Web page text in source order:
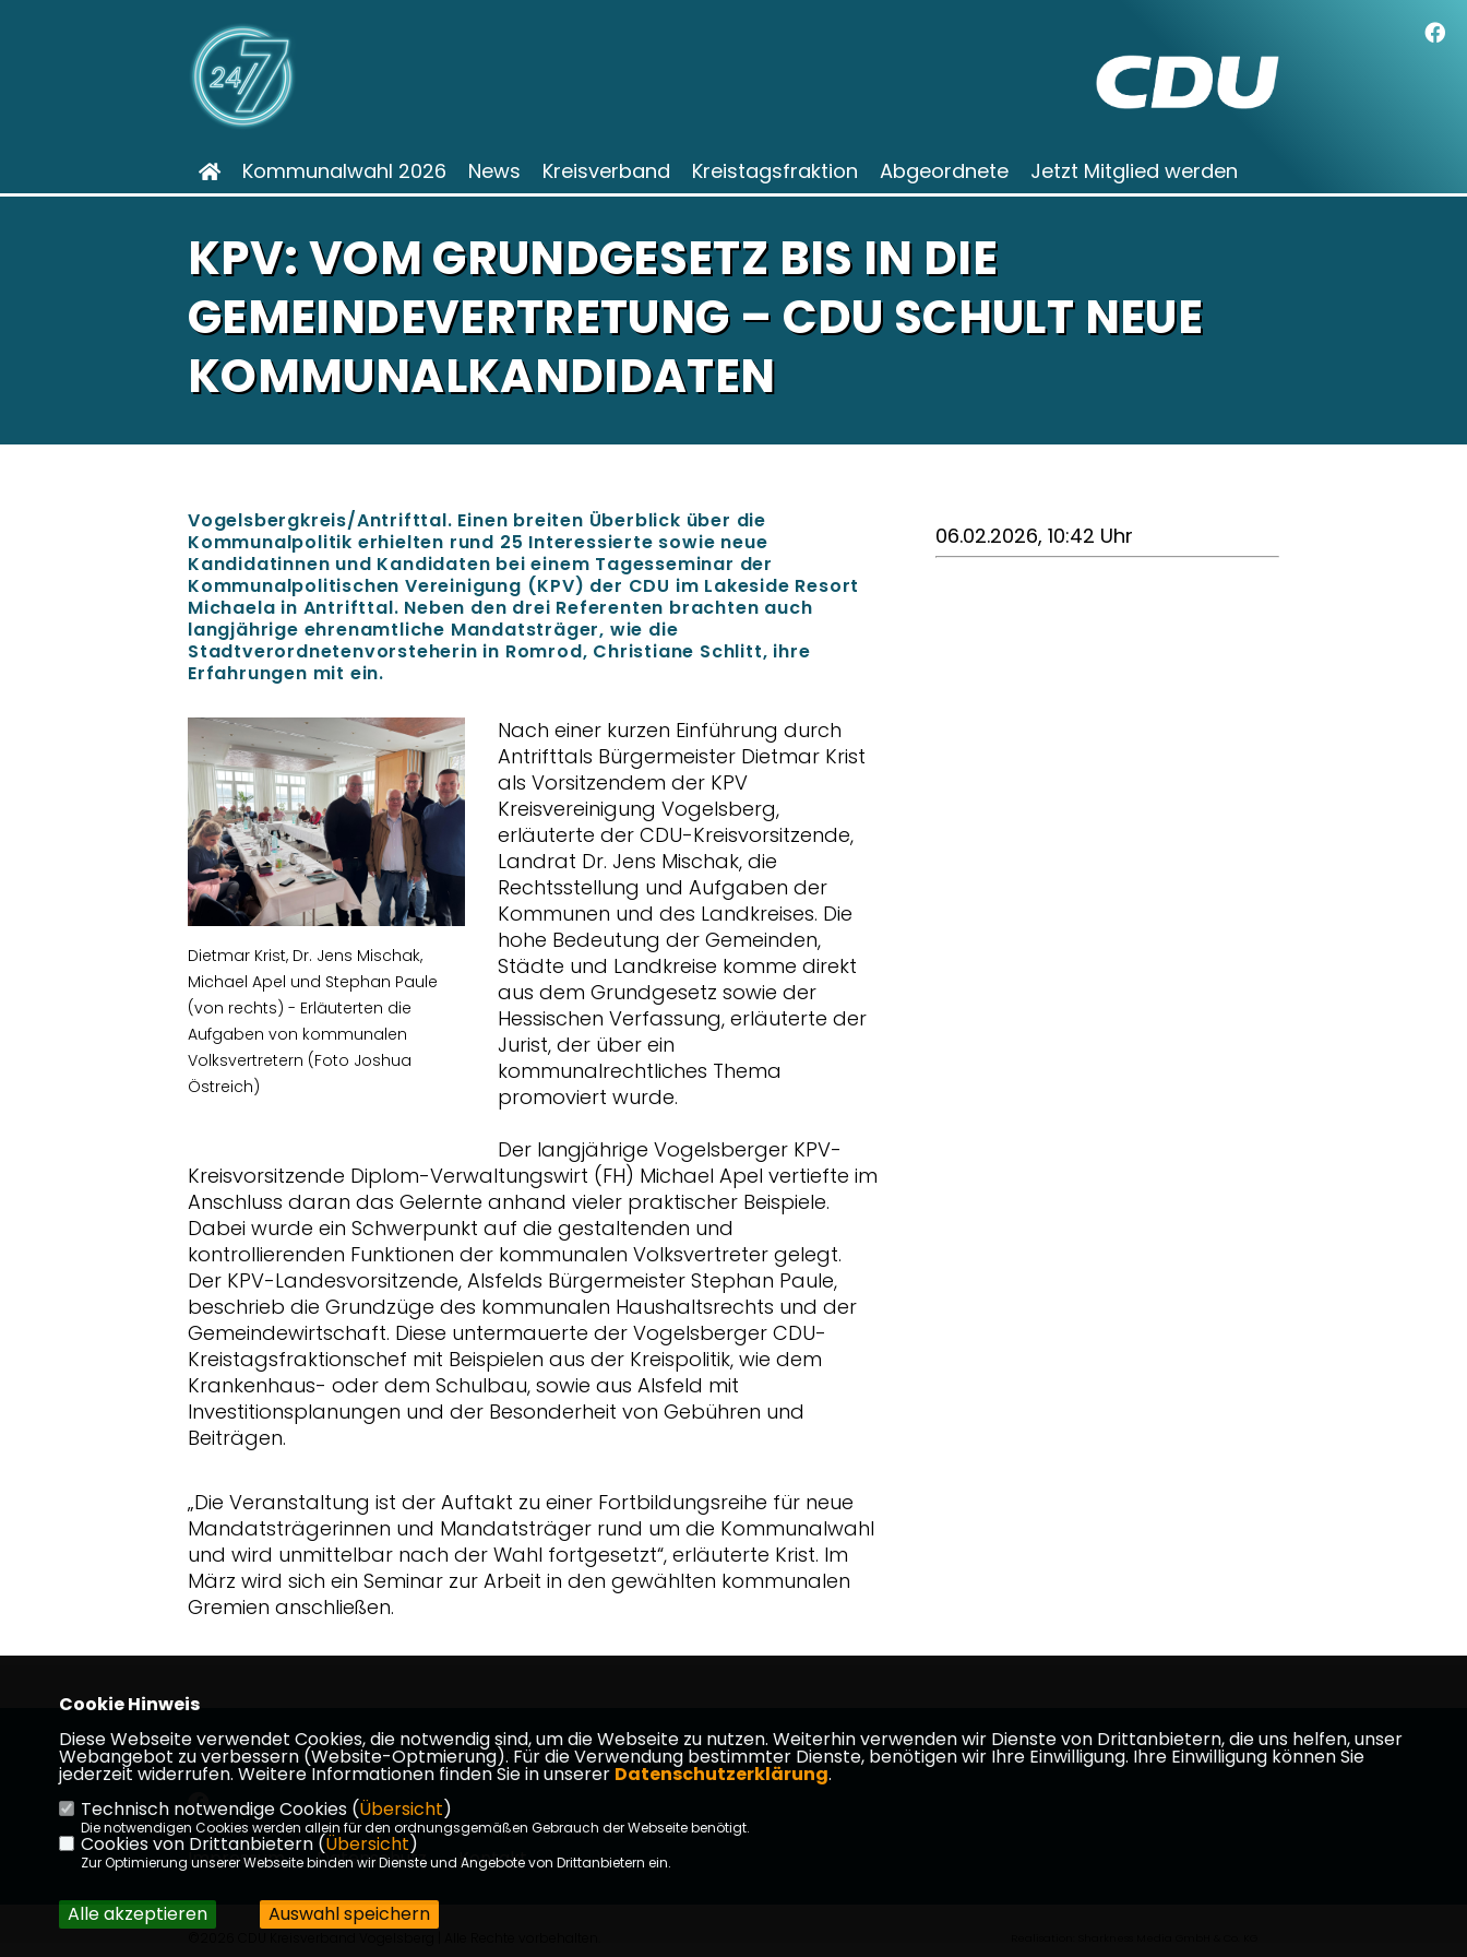
Kommunalwahl 2026 News Kreisverband Kreistagsfraktion Abgeordnete Jetzt Mitglied werden
KPV: VOM GRUNDGESETZ BIS IN DIE
GEMEINDEVERTRETUNG – CDU SCHULT NEUE
KOMMUNALKANDIDATEN
Vogelsbergkreis/Antrifttal. Einen breiten Überblick über die
Kommunalpolitik erhielten rund 25 Interessierte sowie neue
Kandidatinnen und Kandidaten bei einem Tagesseminar der
Kommunalpolitischen Vereinigung (KPV) der CDU im Lakeside Resort
Michaela in Antrifttal. Neben den drei Referenten brachten auch
langjährige ehrenamtliche Mandatsträger, wie die
Stadtverordnetenvorsteherin in Romrod, Christiane Schlitt, ihre
Erfahrungen mit ein.
Dietmar Krist, Dr. Jens Mischak,
Michael Apel und Stephan Paule
(von rechts) - Erläuterten die
Aufgaben von kommunalen
Volksvertretern (Foto Joshua
Östreich)
Nach einer kurzen Einführung durch
Antrifttals Bürgermeister Dietmar Krist
als Vorsitzendem der KPV
Kreisvereinigung Vogelsberg,
erläuterte der CDU-Kreisvorsitzende,
Landrat Dr. Jens Mischak, die
Rechtsstellung und Aufgaben der
Kommunen und des Landkreises. Die
hohe Bedeutung der Gemeinden,
Städte und Landkreise komme direkt
aus dem Grundgesetz sowie der
Hessischen Verfassung, erläuterte der
Jurist, der über ein
kommunalrechtliches Thema
promoviert wurde.
Der langjährige Vogelsberger KPV-
Kreisvorsitzende Diplom-Verwaltungswirt (FH) Michael Apel vertiefte im
Anschluss daran das Gelernte anhand vieler praktischer Beispiele.
Dabei wurde ein Schwerpunkt auf die gestaltenden und
kontrollierenden Funktionen der kommunalen Volksvertreter gelegt.
Der KPV-Landesvorsitzende, Alsfelds Bürgermeister Stephan Paule,
beschrieb die Grundzüge des kommunalen Haushaltsrechts und der
Gemeindewirtschaft. Diese untermauerte der Vogelsberger CDU-
Kreistagsfraktionschef mit Beispielen aus der Kreispolitik, wie dem
Krankenhaus- oder dem Schulbau, sowie aus Alsfeld mit
Investitionsplanungen und der Besonderheit von Gebühren und
Beiträgen.
Die Veranstaltung ist der Auftakt zu einer Fortbildungsreihe für neue
Mandatsträgerinnen und Mandatsträger rund um die Kommunalwahl
und wird unmittelbar nach der Wahl fortgesetzt“, erläuterte Krist. Im
März wird sich ein Seminar zur Arbeit in den gewählten kommunalen
Gremien anschließen.
06.02.2026, 10:42 Uhr
Vogelsbergkreis Politische Partei Kreistagsfraktion
Impressum Datenschutz Kontakt
Cookie Hinweis
Diese Webseite verwendet Cookies, die notwendig sind, um die Webseite zu nutzen. Weiterhin verwenden wir Dienste von Drittanbietern, die uns helfen, unser
Webangebot zu verbessern (Website-Optmierung). Für die Verwendung bestimmter Dienste, benötigen wir Ihre Einwilligung. Ihre Einwilligung können Sie
jederzeit widerrufen. Weitere Informationen finden Sie in unserer Datenschutzerklärung.
Technisch notwendige Cookies (Übersicht)
Die notwendigen Cookies werden allein für den ordnungsgemäßen Gebrauch der Webseite benötigt.
Cookies von Drittanbietern (Übersicht)
Zur Optimierung unserer Webseite binden wir Dienste und Angebote von Drittanbietern ein.
Alle akzeptieren Auswahl speichern